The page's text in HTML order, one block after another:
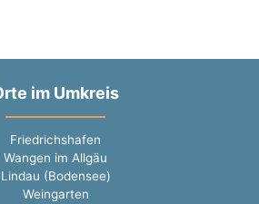
im Umkreis
Friedrichshafen
Wangen im Allgäu
Lindau (Bodensee)
Weingarten